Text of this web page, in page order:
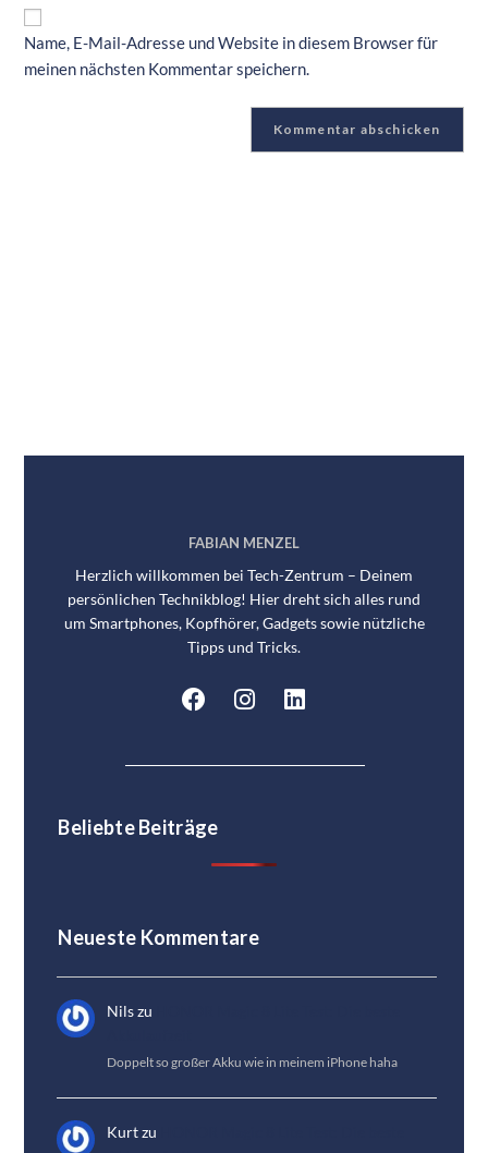
Name, E-Mail-Adresse und Website in diesem Browser für
meinen nächsten Kommentar speichern.
FABIAN MENZEL
Herzlich willkommen bei Tech-Zentrum – Deinem
persönlichen Technikblog! Hier dreht sich alles rund
um Smartphones, Kopfhörer, Gadgets sowie nützliche
Tipps und Tricks.
Beliebte Beiträge
Neueste Kommentare
Nilszu
Doppelt so großer Akku wie in meinem iPhone haha
Kurtzu